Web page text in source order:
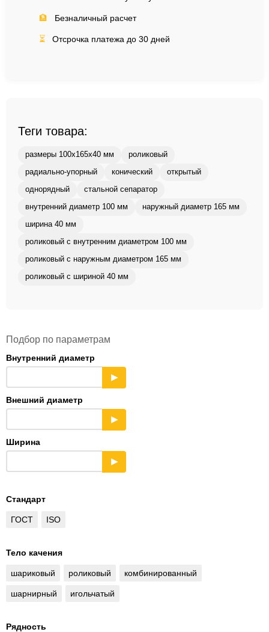
🏦 Безналичный расчет
⏳ Отсрочка платежа до 30 дней
Теги товара:
размеры 100x165x40 мм роликовый
радиально-упорный конический открытый
однорядный стальной сепаратор
внутренний диаметр 100 мм наружный диаметр 165 мм
ширина 40 мм
роликовый с внутренним диаметром 100 мм
роликовый с наружным диаметром 165 мм
роликовый с шириной 40 мм
Подбор по параметрам
Внутренний диаметр
▶
Внешний диаметр
▶
Ширина
▶
Стандарт
ГОСТ ISO
Тело качения
шариковый роликовый комбинированный
шарнирный игольчатый
Рядность